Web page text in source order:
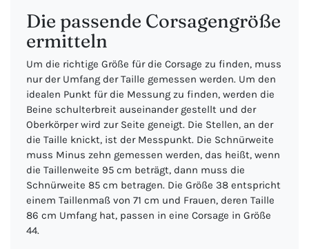
Die passende Corsagengröße
ermitteln
Um die richtige Größe für die Corsage zu finden, muss
nur der Umfang der Taille gemessen werden. Um den
idealen Punkt für die Messung zu finden, werden die
Beine schulterbreit auseinander gestellt und der
Oberkörper wird zur Seite geneigt. Die Stellen, an der
die Taille knickt, ist der Messpunkt. Die Schnürweite
muss Minus zehn gemessen werden, das heißt, wenn
die Taillenweite 95 cm beträgt, dann muss die
Schnürweite 85 cm betragen. Die Größe 38 entspricht
einem Taillenmaß von 71 cm und Frauen, deren Taille
86 cm Umfang hat, passen in eine Corsage in Größe
44.